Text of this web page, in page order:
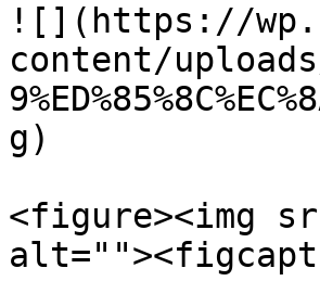
![](https://
content/uploads/
g)
<figure><img